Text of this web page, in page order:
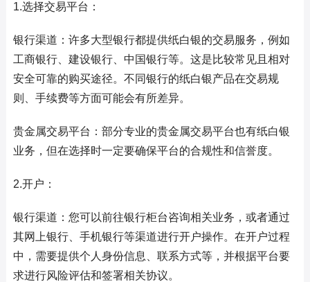
1.选择交易平台：
银行渠道：许多大型银行都提供纸白银的交易服务，例如
工商银行、建设银行、中国银行等。这是比较常见且相对
安全可靠的购买途径。不同银行的纸白银产品在交易规
则、手续费等方面可能会有所差异。
贵金属交易平台：部分专业的贵金属交易平台也有纸白银
业务，但在选择时一定要确保平台的合规性和信誉度。
2.开户：
银行渠道：您可以前往银行柜台咨询相关业务，或者通过
其网上银行、手机银行等渠道进行开户操作。在开户过程
中，需要提供个人身份信息、联系方式等，并根据平台要
求进行风险评估和签署相关协议。